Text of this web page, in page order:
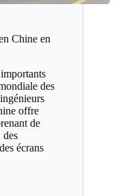
Chine en
des
offre
de
des
écrans